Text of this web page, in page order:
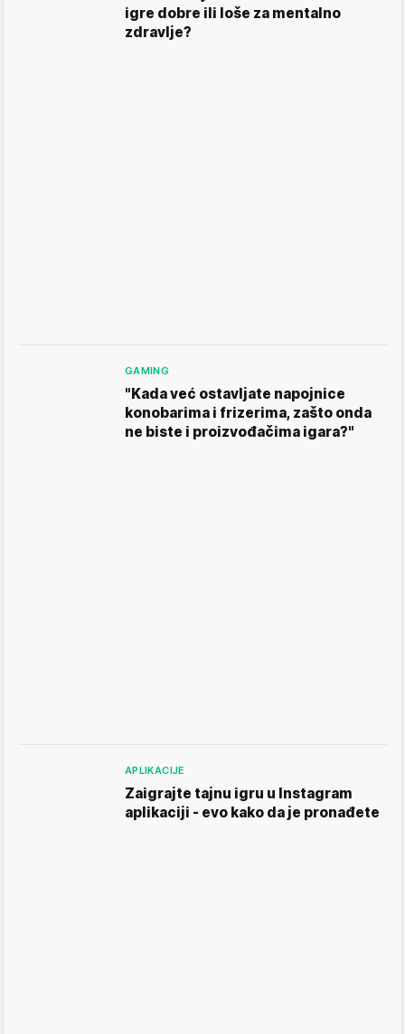
igre dobre ili loše za mentalno
zdravlje?
GAMING
"Kada već ostavljate napojnice
konobarima i frizerima, zašto onda
ne biste i proizvođačima igara?"
APLIKACIJE
Zaigrajte tajnu igru u Instagram
aplikaciji - evo kako da je pronađete